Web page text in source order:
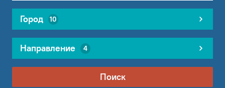
Город 10
Направление 4
Поиск